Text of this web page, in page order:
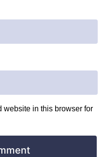
website in this browser for